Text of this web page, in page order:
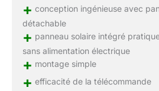
+ conception ingénieuse avec
détachable
+ panneau solaire intégré
sans alimentation électrique
+ montage simple
+ efficacité de la télécommande